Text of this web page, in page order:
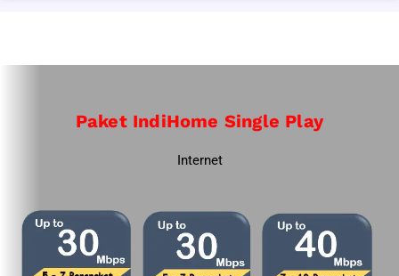
Paket IndiHome Single Play
Internet